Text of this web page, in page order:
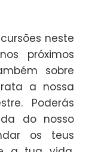
neste
próximos
sobre
a nossa
Poderás
do nosso
os teus